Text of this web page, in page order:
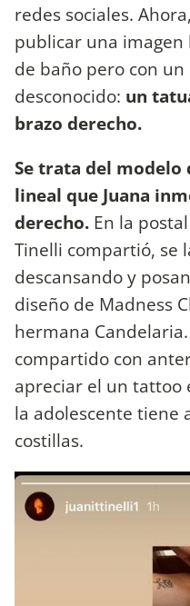
redes sociales.
publicar una
de baño pero con
desconocido: un
brazo derecho.
Se trata del modelo
lineal que Juana
derecho. En la
Tinelli compartió, se
descansando y
diseño de Madness
hermana
compartido con
apreciar el un tattoo
la adolescente tiene
costillas.